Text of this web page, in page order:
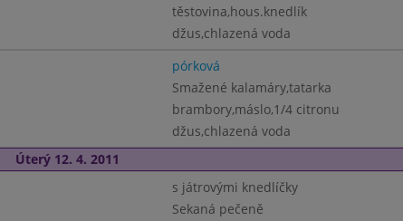
těstovina,hous.knedlík
džus,chlazená voda
pórková
Smažené kalamáry,tatarka
brambory,máslo,1/4 citronu
džus,chlazená voda
Úterý 12. 4. 2011
s játrovými knedlíčky
Sekaná pečeně